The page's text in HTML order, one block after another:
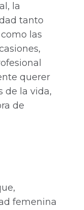
la
tanto
las
querer
de la vida,
de
femenina